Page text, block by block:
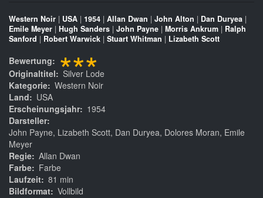
Western Noir | USA | 1954 | Allan Dwan | John Alton | Dan Duryea |
Emile Meyer | Hugh Sanders | John Payne | Morris Ankrum | Ralph
Sanford | Robert Warwick | Stuart Whitman | Lizabeth Scott
Bewertung ***
Originaltitel
Silver Lode
Kategorie Western Noir
Land
USA
Erscheinungsjahr
1954
Darsteller
John Payne, Lizabeth Scott, Dan Duryea, Dolores Moran, Emile
Meyer
Regie Allan Dwan
Farbe
Farbe
Laufzeit 81 min
Bildformat Vollbild